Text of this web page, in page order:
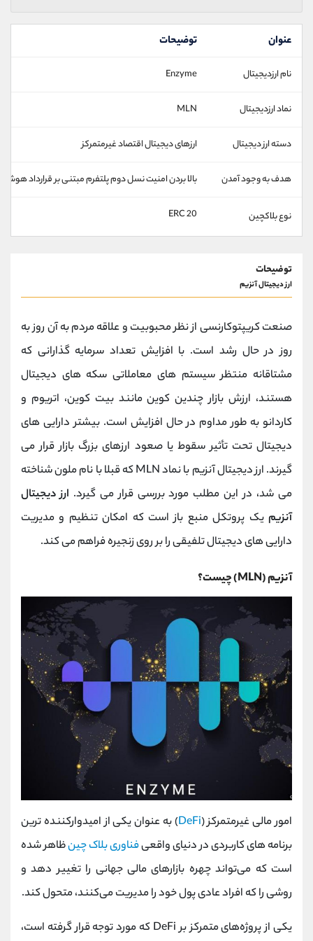
عنوان توضیحات
نام ارزدیجیتال Enzyme
نماد ارزدیجیتال MLN
دسته ارز دیجیتال ارزهای دیجیتال اقتصاد غیرمتمرکز
هدف به وجود آمدن بالا بردن امنیت نسل دوم پلتفرم مبتنی بر قرارداد
نوع بلاکچین ERC 20
توضیحات
ارز دیجیتال آنزیم
صنعت کریپتوکارنسی از نظر محبوبیت و علاقه مردم به آن روز به
روز در حال رشد است. با افزایش تعداد سرمایه گذارانی که
مشتاقانه منتظر سیستم های معاملاتی سکه های دیجیتال
هستند، ارزش بازار چندین کوین مانند بیت کوین، اتریوم و
کاردانو به طور مداوم در حال افزایش است. بیشتر دارایی های
دیجیتال تحت تأثیر سقوط یا صعود ارزهای بزرگ بازار قرار می
گیرند. ارز دیجیتال آنزیم با نماد MLN که قبلا با نام ملون شناخته
می شد، در این مطلب مورد بررسی قرار می گیرد. ارز دیجیتال
آنزیم یک پروتکل منبع باز است که امکان تنظیم و مدیریت
دارایی های دیجیتال تلفیقی را بر روی زنجیره فراهم می کند.
آنزیم (MLN) چیست؟
امور مالی غیرمتمرکز (DeFi) به عنوان یکی از امیدوارکننده‌ ترین
برنامه‌ های کاربردی در دنیای واقعیفناوری بلاک چینظاهر شده
است که می‌تواند چهره بازارهای مالی جهانی را تغییر دهد و
روشی را که افراد عادی پول خود را مدیریت می‌کنند، متحول کند.
یکی از پروژه‌های متمرکز بر DeFi که مورد توجه قرار گرفته است،